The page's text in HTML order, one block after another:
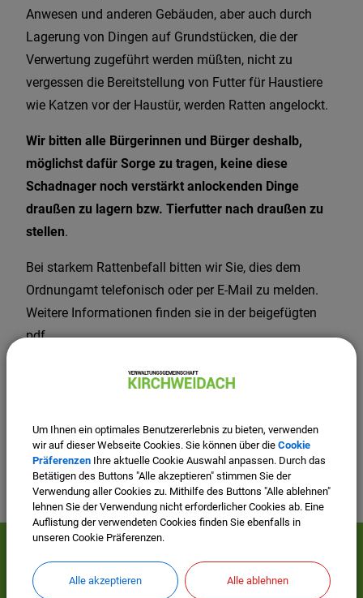
Anwesen und anderen Gebäuden, aber auch durch
Lagerung von Dingen auf Grundstücken, die der
Verwertung zugeführt werden müßten, nicht zu
vergessen die Bereitstellung von Futter für Haustiere
wie Katzen vor der Haustür, werden Ratten angelockt.
Wir bitten alle Bürgerinnen und Bürger deshalb,
möglichst dafür Sorge zu tragen, keine diese
Schadnager noch verstärkt anlockenden Dinge
draußen zu lagern bzw. Tierfutter nach draußen zu
stellen.
Bei starkem Rattenbefall bitten wir Sie, dies dem
Ordnungamt telefonisch oder per E-Mail zu melden.
Weitere Informationen finden sie in der beigefügten
pdf.
Vielen Dank für Ihre Mithilfe!
Flyer Ratten Infos.pdf
Mehr entdecken
Um Ihnen ein optimales Benutzererlebnis zu bieten, verwenden
wir auf dieser Webseite Cookies. Sie können über die Cookie
Präferenzen Ihre aktuelle Cookie Auswahl anpassen. Durch das
Betätigen des Buttons "Alle akzeptieren" stimmen Sie der
Verwendung aller Cookies zu. Mithilfe des Buttons "Alle ablehnen"
lehnen Sie der Verwendung nicht erforderlicher Cookies ab. Eine
Auflistung der verwendeten Cookies finden Sie ebenfalls in
unseren Cookie Präferenzen.
Alle akzeptieren Alle ablehnen